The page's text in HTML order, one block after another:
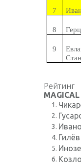
7
8
9
MAGICAL